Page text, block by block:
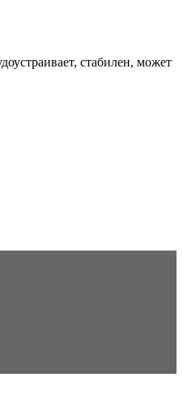
стабилен, может